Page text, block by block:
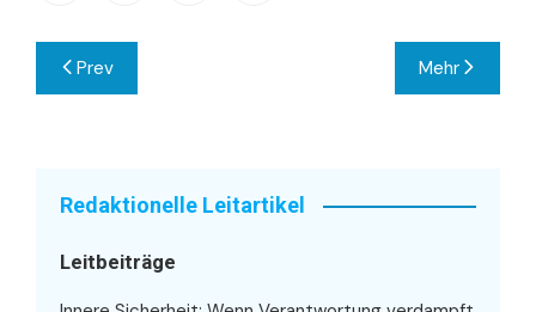
Beitragsnavigation
Prev Mehr
Redaktionelle Leitartikel
Leitbeiträge